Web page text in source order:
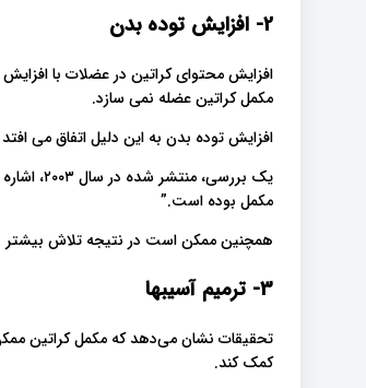
2- افزایش توده بدن
افزایش محتوای کراتین در عضلات با
مکمل کراتین عضله نمی سازد.
افزایش توده بدن به این دلیل اتفاق می
یک
مکمل بوده است.”
همچنین ممکن است در نتیجه تلاش بیشتر
3- ترمیم آسیبها
تحقیقات نشان می‌دهد که مکمل‌ کراتین
کمک کند.